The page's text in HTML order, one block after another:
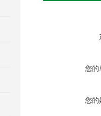
您的
您的